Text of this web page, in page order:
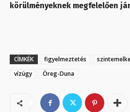
körülményeknek megfelelően
CÍMKÉK figyelmeztetés
vízügy
Öreg-Duna